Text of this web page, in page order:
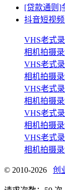
[贷款通则]
抖音短视
VHS老式
相机拍摄
VHS老式
相机拍摄
VHS老式
相机拍摄
VHS老式
相机拍摄
VHS老式
相机拍摄
© 2010-2026 创